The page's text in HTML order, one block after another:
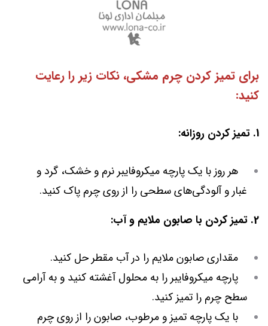
برای تمیز کردن چرم مشکی، نکات زیر را رعایت
کنید:
1. تمیز کردن روزانه:
هر روز با یک پارچه میکروفایبر نرم و خشک، گرد و
غبار و آلودگی‌های سطحی را از روی چرم پاک کنید.
2. تمیز کردن با صابون ملایم و آب:
مقداری صابون ملایم را در آب مقطر حل کنید.
پارچه میکروفایبر را به محلول آغشته کنید و به آرامی
سطح چرم را تمیز کنید.
با یک پارچه تمیز و مرطوب، صابون را از روی چرم